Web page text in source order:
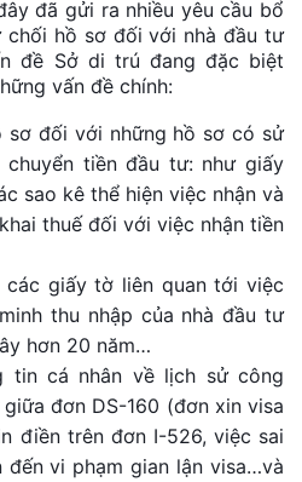
đã gửi ra nhiều yêu cầu bổ
hồ sơ đối với nhà đầu tư
đề Sở di trú đang đặc biệt
vấn đề chính:
sơ đối với những hồ sơ có sử
tiền đầu tư: như giấy
sao kê thể hiện việc nhận và
thuế đối với việc nhận tiền
các giấy tờ liên quan tới việc
thu nhập của nhà đầu tư
hơn 20 năm…
tin cá nhân về lịch sử công
đơn DS-160 (đơn xin visa
điền trên đơn I-526, việc sai
đến vi phạm gian lận visa…và